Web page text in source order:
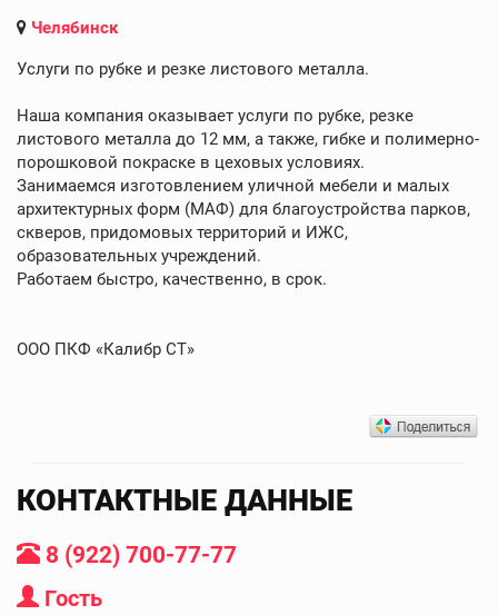
Челябинск
Услуги по рубке и резке листового металла.
Наша компания оказывает услуги по рубке, резке
листового металла до 12 мм, а также, гибке и полимерно-
порошковой покраске в цеховых условиях.
Занимаемся изготовлением уличной мебели и малых
архитектурных форм (МАФ) для благоустройства парков,
скверов, придомовых территорий и ИЖС,
образовательных учреждений.
Работаем быстро, качественно, в срок.
ООО ПКФ «Калибр СТ»
КОНТАКТНЫЕ ДАННЫЕ
8 (922) 700-77-77
Гость